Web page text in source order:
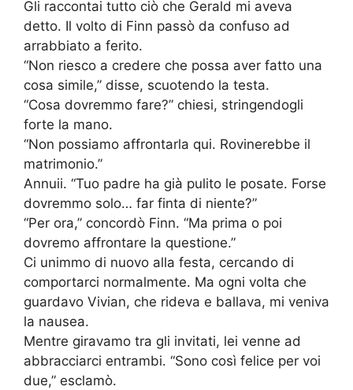
Gli raccontai tutto ciò che Gerald mi aveva
detto. Il volto di Finn passò da confuso ad
arrabbiato a ferito.
“Non riesco a credere che possa aver fatto una
cosa simile,” disse, scuotendo la testa.
“Cosa dovremmo fare?” chiesi, stringendogli
forte la mano.
“Non possiamo affrontarla qui. Rovinerebbe il
matrimonio.”
Annuii. “Tuo padre ha già pulito le posate. Forse
dovremmo solo… far finta di niente?”
“Per ora,” concordò Finn. “Ma prima o poi
dovremo affrontare la questione.”
Ci unimmo di nuovo alla festa, cercando di
comportarci normalmente. Ma ogni volta che
guardavo Vivian, che rideva e ballava, mi veniva
la nausea.
Mentre giravamo tra gli invitati, lei venne ad
abbracciarci entrambi. “Sono così felice per voi
due,” esclamò.